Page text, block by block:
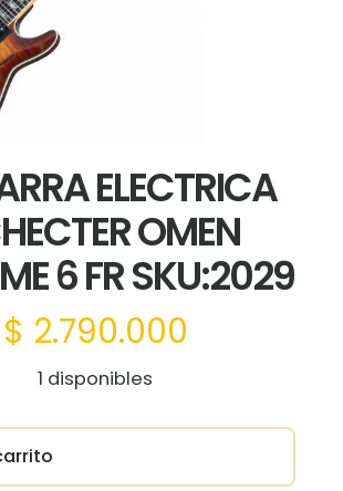
ELECTRICA
OMEN
6 FR SKU:2029
$ 2.790.000
1 disponibles